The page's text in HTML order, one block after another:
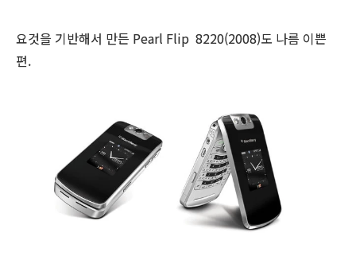
요것을 기반해서 만든 Pearl Flip 8220(2008)도 나름 이쁜
편.